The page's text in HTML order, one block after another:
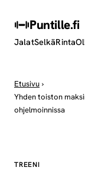
Puntille.fi
JalatSelkäRinta
Etusivu ›
Yhden toiston
ohjelmoinnissa
TREENI